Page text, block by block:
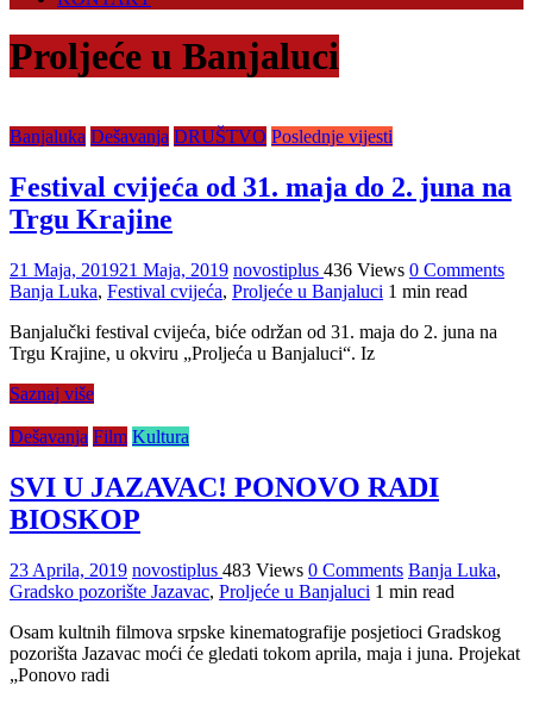
Proljeće u Banjaluci
Banjaluka Dešavanja DRUŠTVO Poslednje vijesti
Festival cvijeća od 31. maja do 2. juna na
Trgu Krajine
21 Maja, 201921 Maja, 2019 novostiplus 436 Views 0 Comments
Banja Luka, Festival cvijeća, Proljeće u Banjaluci 1 min read
Banjalučki festival cvijeća, biće održan od 31. maja do 2. juna na
Trgu Krajine, u okviru „Proljeća u Banjaluci“. Iz
Saznaj više
Dešavanja Film Kultura
SVI U JAZAVAC! PONOVO RADI
BIOSKOP
23 Aprila, 2019 novostiplus 483 Views 0 Comments Banja Luka,
Gradsko pozorište Jazavac, Proljeće u Banjaluci 1 min read
Osam kultnih filmova srpske kinematografije posjetioci Gradskog
pozorišta Jazavac moći će gledati tokom aprila, maja i juna. Projekat
„Ponovo radi